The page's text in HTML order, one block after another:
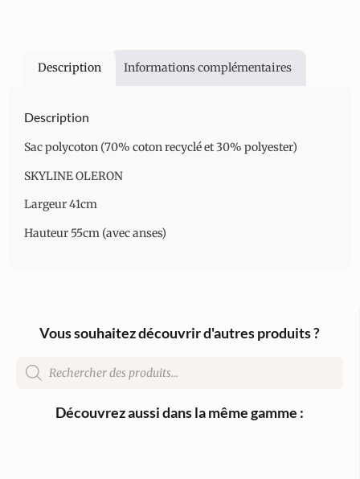
Description Informations complémentaires
Description
Sac polycoton (70% coton recyclé et 30% polyester)
SKYLINE OLERON
Largeur 41cm
Hauteur 55cm (avec anses)
Vous souhaitez découvrir d'autres produits ?
Découvrez aussi dans la même gamme :